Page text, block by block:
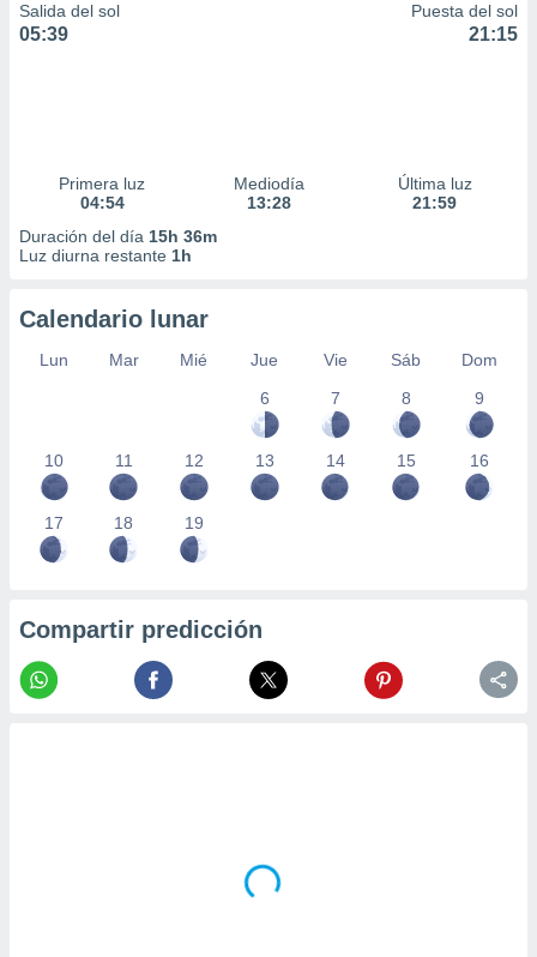
Salida del sol
05:39
Puesta del sol
21:15
Primera luz
04:54
Mediodía
13:28
Última luz
21:59
Duración del día 15h 36m
Luz diurna restante 1h
Calendario lunar
Lun Mar Mié Jue Vie Sáb
Dom
6
7 8 9
10 11 12 13 14 15 16
17 18 19
Compartir predicción